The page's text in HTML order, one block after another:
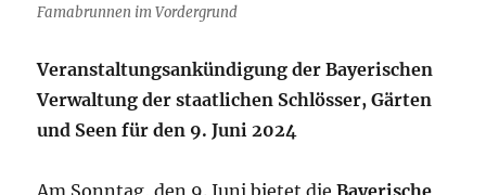
Famabrunnen im Vordergrund
Veranstaltungsankündigung der Bayerischen
Verwaltung der staatlichen Schlösser, Gärten
und Seen für den 9. Juni 2024
Am Sonntag, den 9. Juni bietet dieBayerische